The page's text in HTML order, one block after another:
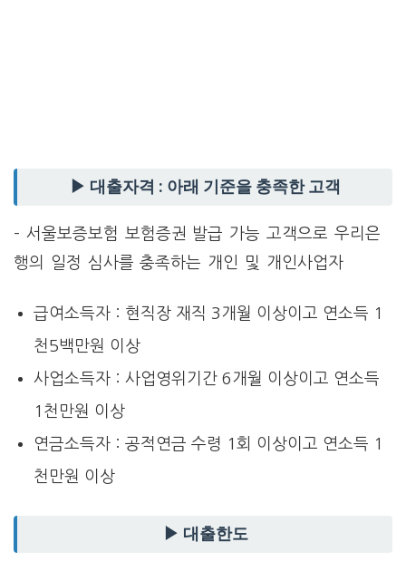
▶ 대출자격 : 아래 기준을 충족한 고객
– 서울보증보험 보험증권 발급 가능 고객으로 우리은
행의 일정 심사를 충족하는 개인 및 개인사업자
급여소득자 : 현직장 재직 3개월 이상이고 연소득 1
천5백만원 이상
사업소득자 : 사업영위기간 6개월 이상이고 연소득
1천만원 이상
연금소득자 : 공적연금 수령 1회 이상이고 연소득 1
천만원 이상
▶ 대출한도